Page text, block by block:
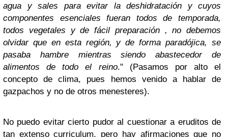
agua y sales para evitar la deshidratación y cuyos
componentes esenciales fueran todos de temporada,
todos vegetales y de fácil preparación , no debemos
olvidar que en esta región, y de forma paradójica, se
pasaba hambre mientras siendo abastecedor de
alimentos de todo el reino." (Pasamos por alto el
concepto de clima, pues hemos venido a hablar de
gazpachos y no de otros menesteres).
No puedo evitar cierto pudor al cuestionar a eruditos de
tan extenso curriculum, pero hay afirmaciones que no